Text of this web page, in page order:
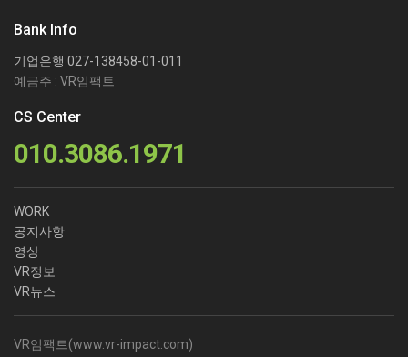
Bank Info
기업은행 027-138458-01-011
예금주 : VR임팩트
CS Center
010.3086.1971
WORK
공지사항
영상
VR정보
VR뉴스
VR임팩트(www.vr-impact.com)